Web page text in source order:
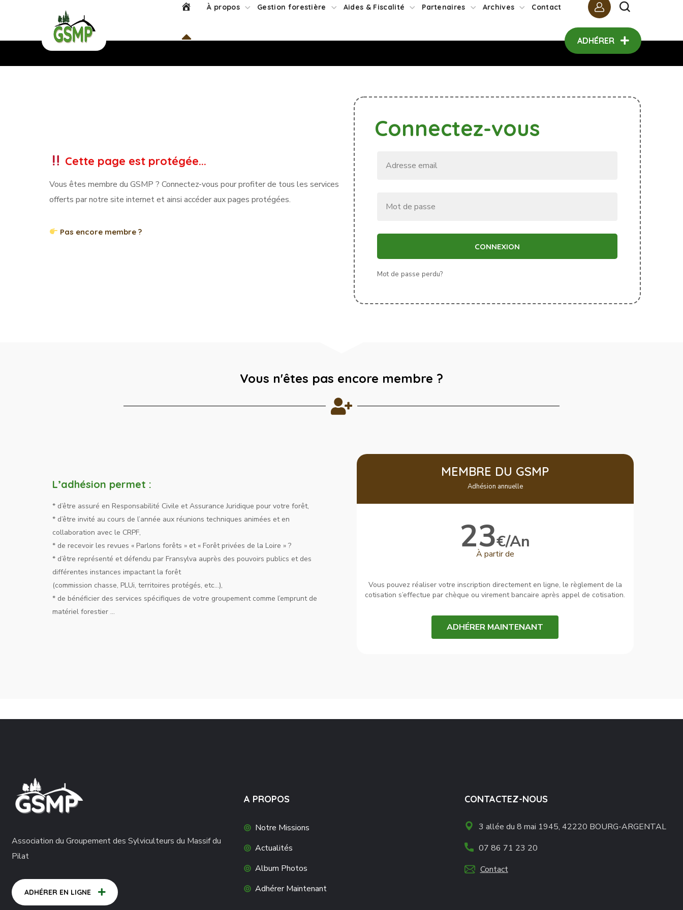
AccueilÀ propos Gestion forestière Aides & Fiscalité Partenaires Archives Contact
ADHÉRER
ADHÉRER
Cette page est protégée...
Vous êtes membre du GSMP ? Connectez-vous pour profiter de tous les services
offerts par notre site internet et ainsi accéder aux pages protégées.
Pas encore membre ?
Connectez-vous
CONNEXION
Mot de passe perdu?
Vous n'êtes pas encore membre ?
L’adhésion permet :
* d’être assuré en Responsabilité Civile et Assurance Juridique pour votre forêt,
* d’être invité au cours de l’année aux réunions techniques animées et en
collaboration avec le CRPF,
* de recevoir les revues « Parlons forêts » et « Forêt privées de la Loire » ?
* d’être représenté et défendu par Fransylva auprès des pouvoirs publics et des
différentes instances impactant la forêt
(commission chasse, PLUi, territoires protégés, etc…),
* de bénéficier des services spécifiques de votre groupement comme l’emprunt de
matériel forestier …
MEMBRE DU GSMP
Adhésion annuelle
23€/An
À partir de
Vous pouvez réaliser votre inscription directement en ligne, le règlement de la
cotisation s’effectue par chèque ou virement bancaire après appel de cotisation.
ADHÉRER MAINTENANT
Association du Groupement des Sylviculteurs du Massif du
Pilat
ADHÉRER EN LIGNE
A PROPOS
Notre Missions
Actualités
Album Photos
Adhérer Maintenant
CONTACTEZ-NOUS
3 allée du 8 mai 1945, 42220 BOURG-ARGENTAL
07 86 71 23 20
Contact